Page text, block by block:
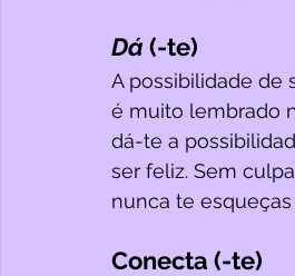
Dá (-te)
A possibilidade de
é muito lembrado
dá-te a
ser feliz. Sem
nunca te esqueças
Conecta (-te)